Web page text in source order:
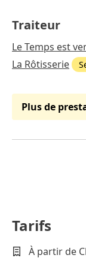
Traiteur
Le Temps est
La Rôtisserie
Plus de
Tarifs
À partir de